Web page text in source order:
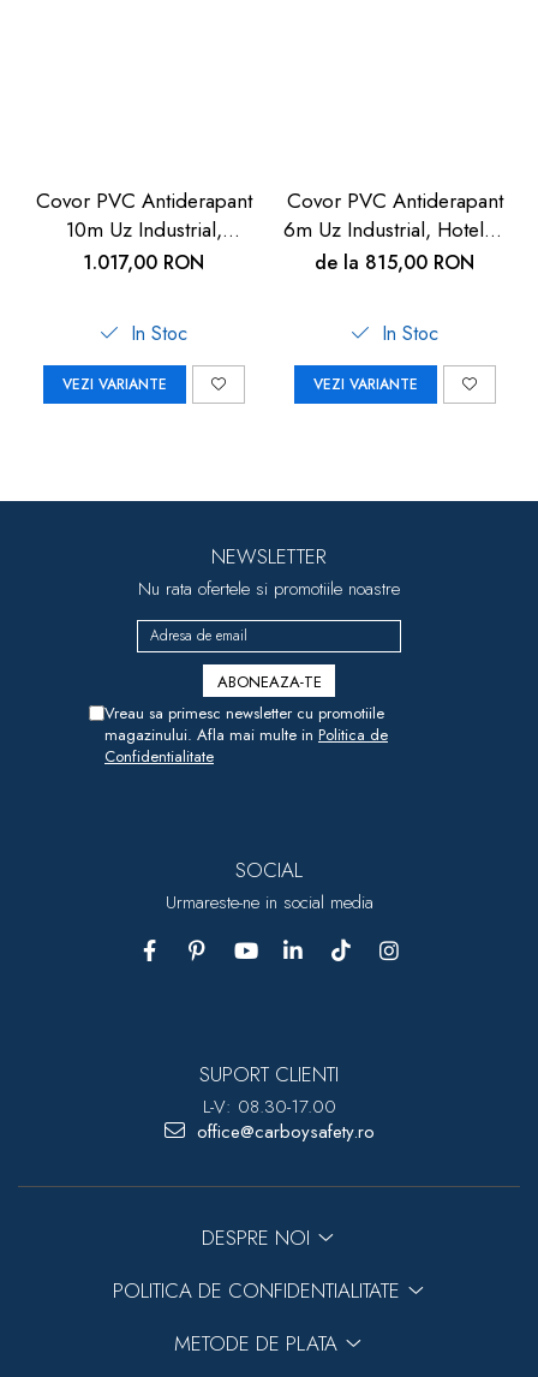
Covor PVC Antiderapant
10m Uz Industrial,
Hoteluri | Carboysafety
1.017,00 RON
In Stoc
VEZI VARIANTE
Covor PVC Antiderapant
6m Uz Industrial, Hoteluri
| Carboysafey
de la 815,00 RON
In Stoc
VEZI VARIANTE
NEWSLETTER
Nu rata ofertele si promotiile noastre
Vreau sa primesc newsletter cu promotiile
magazinului. Afla mai multe in Politica de
Confidentialitate
SOCIAL
Urmareste-ne in social media
SUPORT CLIENTI
L-V: 08.30-17.00
office@carboysafety.ro
DESPRE NOI
POLITICA DE CONFIDENTIALITATE
METODE DE PLATA